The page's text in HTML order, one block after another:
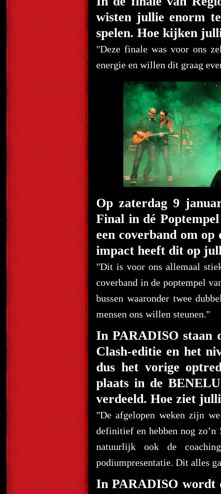
wisten jullie enorm
spelen. Hoe kijken
"Deze finale was voor ons
energie en willen dit graag
Op zaterdag 9
Final in dé
een coverband om
impact heeft dit op
"Dit is voor ons allemaal
coverband in de poptempel
bussen waaronder twee
mensen ons willen steunen."
In PARADISO staan
Clash-editie en het
dus het vorige
plaats in de
verdeeld. Hoe ziet
"De afgelopen weken zijn
definitief en hebben nog
natuurlijk ook de
podiumpresentatie. Dit alles
In PARADISO wordt